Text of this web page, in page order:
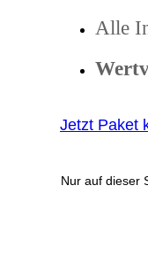
Alle
Jetzt Paket
Nur auf dieser